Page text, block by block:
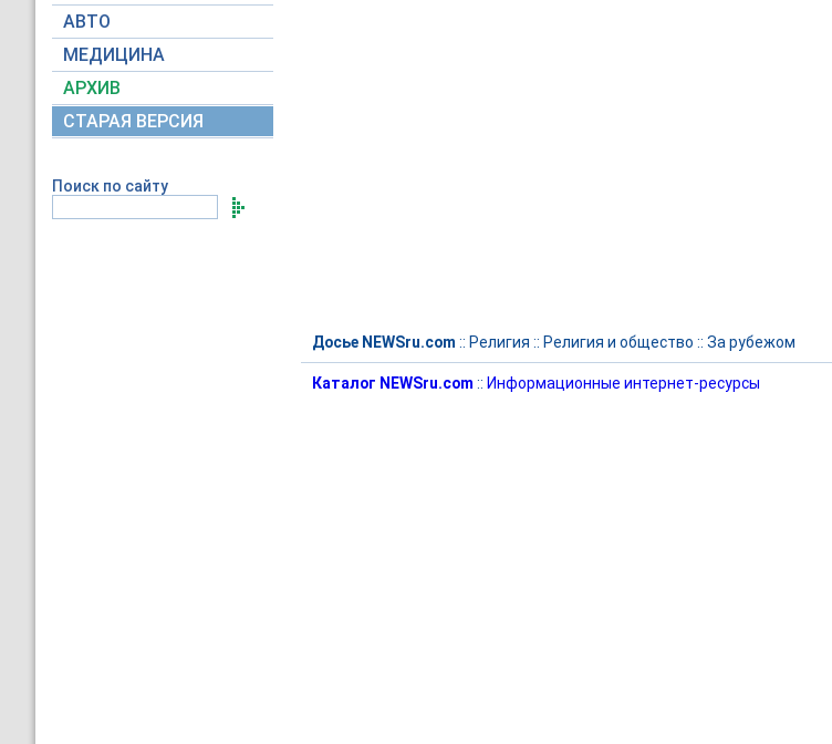
АВТО
МЕДИЦИНА
АРХИВ
СТАРАЯ ВЕРСИЯ
Поиск по сайту
Досье NEWSru.com :: Религия :: Религия и общество :: За рубежом
Каталог NEWSru.com :: Информационные интернет-ресурсы